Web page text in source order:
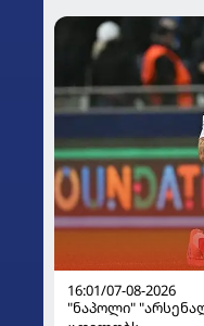
16:01/07-08-2026
"ნაპოლი"